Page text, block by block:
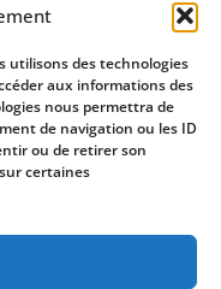
utilisons des technologies
aux informations des
nous permettra de
de navigation ou les ID
ou de retirer son
certaines
Lignairolles